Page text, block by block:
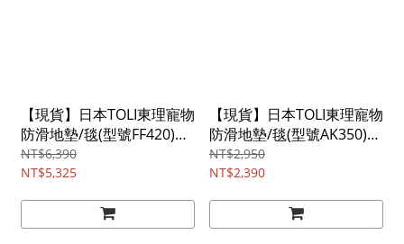
【現貨】日本TOLI東理寵物
防滑地墊/毯(型號FF420)，
50*50CM/10片裝
NT$6,390
NT$5,325
【現貨】日本TOLI東理寵物
防滑地墊/毯(型號AK350)，
40*40CM/10片裝
NT$2,950
NT$2,390